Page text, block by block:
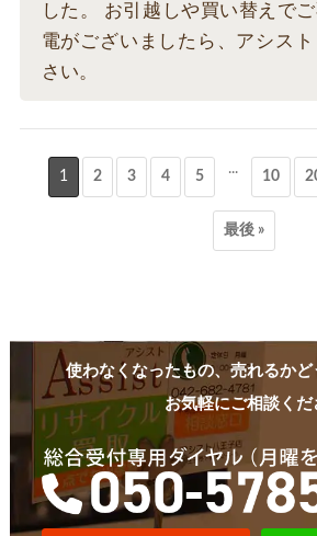
した。 お引越しや買い替えで
電がございましたら、アシス
さい。
1 2 3 4 5 ... 10
最後 »
使わなくなったもの、売れるか
お気軽にご相談くだ